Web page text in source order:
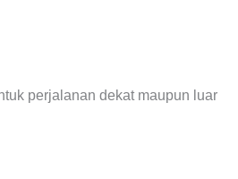
perjalanan dekat maupun luar